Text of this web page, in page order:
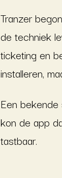
Tranzer
de techniek
ticketing en
installeren,
Een
kon de app
tastbaar.